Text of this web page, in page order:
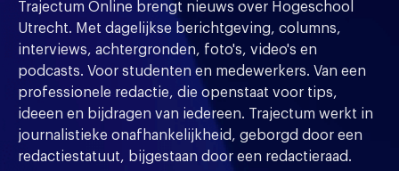
Trajectum Online brengt nieuws over Hogeschool
Utrecht. Met dagelijkse berichtgeving, columns,
interviews, achtergronden, foto's, video's en
podcasts. Voor studenten en medewerkers. Van een
professionele redactie, die openstaat voor tips,
ideeen en bijdragen van iedereen. Trajectum werkt in
journalistieke onafhankelijkheid, geborgd door een
redactiestatuut, bijgestaan door een redactieraad.